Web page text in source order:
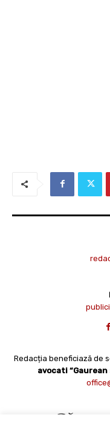
Redacția beneficiază de
avocati